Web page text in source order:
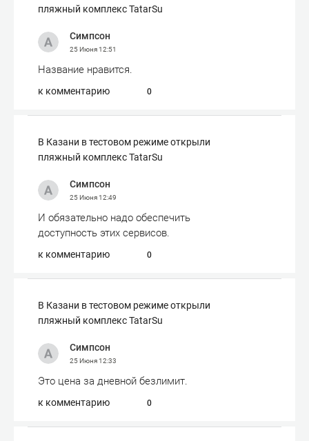
пляжный комплекс TatarSu
Симпсон
25 Июня12:51
Название нравится.
к комментарию 0
В Казани в тестовом режиме открыли
пляжный комплекс TatarSu
Симпсон
25 Июня12:49
И обязательно надо обеспечить
доступность этих сервисов.
к комментарию 0
В Казани в тестовом режиме открыли
пляжный комплекс TatarSu
Симпсон
25 Июня12:33
Это цена за дневной безлимит.
к комментарию 0